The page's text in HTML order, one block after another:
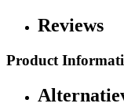
Reviews
Product